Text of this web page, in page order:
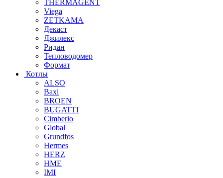
THERMAGENT
Viega
ZETKAMA
Декаст
Джилекс
Ридан
Тепловодомер
Формат
Котлы
ALSO
Baxi
BROEN
BUGATTI
Cimberio
Global
Grundfos
Hermes
HERZ
HME
IMI